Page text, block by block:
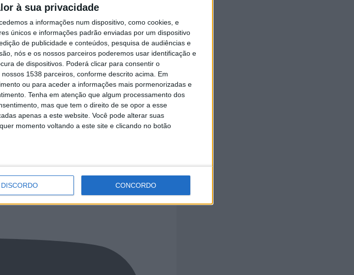
à sua privacidade
a informações num dispositivo, como cookies, e
únicos e informações padrão enviadas por um dispositivo
de publicidade e conteúdos, pesquisa de audiências e
nós e os nossos parceiros poderemos usar identificação e
de dispositivos. Poderá clicar para consentir o
1538 parceiros, conforme descrito acima. Em
ou para aceder a informações mais pormenorizadas e
Tenha em atenção que algum processamento dos
mas que tem o direito de se opor a esse
apenas a este website. Você pode alterar suas
momento voltando a este site e clicando no botão
DISCORDO CONCORDO
Vereadora da Educação acompanha eleições
do Orçamento Participativo Escolas na EB 2,3
Francisco Sanches